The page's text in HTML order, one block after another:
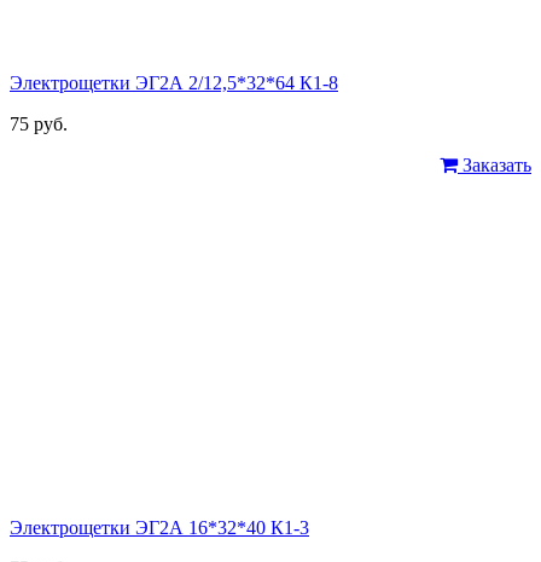
Электрощетки ЭГ2А 2/12,5*32*64 К1-8
75 руб.
Заказать
Электрощетки ЭГ2А 16*32*40 К1-3